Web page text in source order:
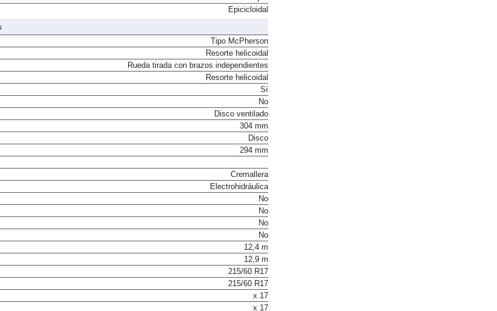
Convertidor de par
Tipo McPherson
Resorte helicoidal
Rueda tirada con brazos independientes
Resorte helicoidal
Sí
No
Disco ventilado
304 mm
Disco
Cremallera
Electrohidráulica
No
No
No
No
12,4 m
12,9 m
215/60 R17
215/60 R17
x 17